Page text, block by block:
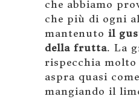
che abbiamo
che più di ogni
mantenuto il
della frutta. La
rispecchia
aspra quasi
mangiando il